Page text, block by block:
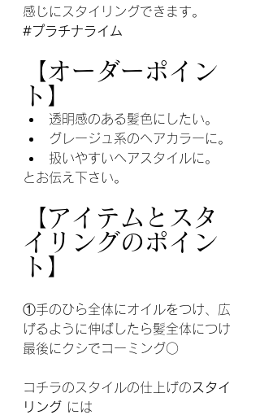
感じにスタイリングできます。
#プラチナライム
【オーダーポイン
ト】
透明感のある髪色にしたい。
グレージュ系のヘアカラーに。
扱いやすいヘアスタイルに。
とお伝え下さい。
【アイテムとスタ
イリングのポイン
ト】
①手のひら全体にオイルをつけ、広
げるように伸ばしたら髪全体につけ
最後にクシでコーミング○
コチラのスタイルの仕上げの スタイ
リング には